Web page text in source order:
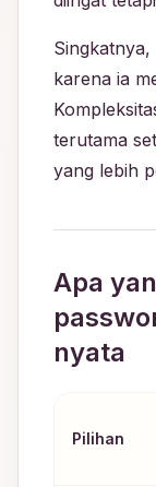
karena ia
terutama
yang lebih
Apa
nyata
Pilihan